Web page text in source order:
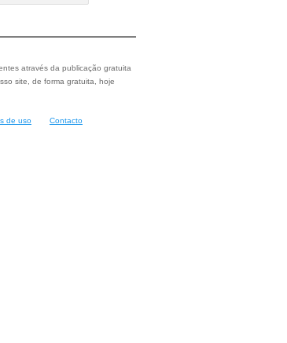
através da publicação gratuita
site, de forma gratuita, hoje
de uso Contacto